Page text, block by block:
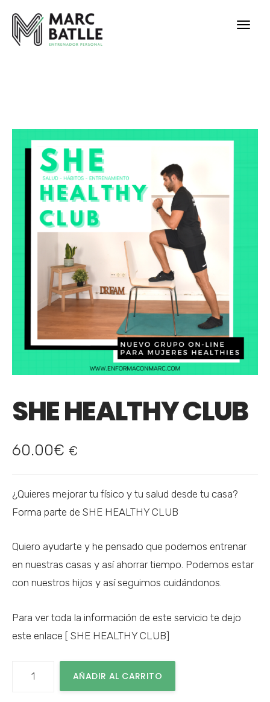
SHORTCODES
SHE HEALTHY CLUB
60.00€ €
¿Quieres mejorar tu físico y tu salud desde tu casa?
Forma parte de SHE HEALTHY CLUB
Quiero ayudarte y he pensado que podemos entrenar
en nuestras casas y así ahorrar tiempo. Podemos estar
con nuestros hijos y así seguimos cuidándonos.
Para ver toda la información de este servicio te dejo
este enlace [ SHE HEALTHY CLUB]
AÑADIR AL CARRITO